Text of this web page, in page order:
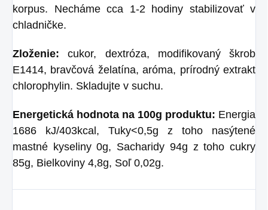
korpus. Necháme cca 1-2 hodiny stabilizovať v
chladničke.
Zloženie: cukor, dextróza, modifikovaný škrob
E1414, bravčová želatína, aróma, prírodný extrakt
chlorophylin. Skladujte v suchu.
Energetická hodnota na 100g produktu: Energia
1686 kJ/403kcal, Tuky<0,5g z toho nasýtené
mastné kyseliny 0g, Sacharidy 94g z toho cukry
85g, Bielkoviny 4,8g, Soľ 0,02g.